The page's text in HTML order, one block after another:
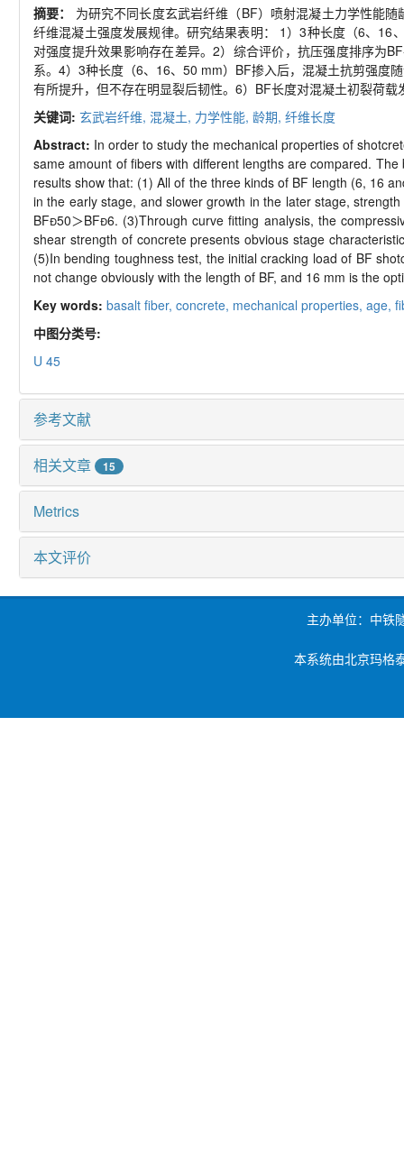
摘要： 为研究不同长度玄武岩纤维（BF）喷射混凝土力学性能
纤维混凝土强度发展规律。研究结果表明：
1）3种长度（6、 16
对强度提升效果影响存在差异。2）综合评价，抗压强度排序为
系。 4） 3种长度（6、 16、 50 mm） BF掺入后，混凝土抗剪强度
有所提升，但不存在明显裂后韧性。 6） BF长度对混凝土初裂荷载
关键词: 玄武岩纤维, 混凝土, 力学性能, 龄期, 纤维长度
Abstract: In order to study the mechanical properties of
same amount of fibers with different lengths are compared.
results show that: (1) All of the three kinds of BF length (6, 16
in the early stage, and slower growth in the later stage,
BF50＞BF6. (3)Through curve fitting analysis, the
shear strength of concrete presents obvious stage
(5)In bending toughness test, the initial cracking load of BF
not change obviously with the length of BF, and 16 mm is the
Key words: basalt fiber, concrete, mechanical properties, age,
中图分类号:
U 45
参考文献
相关文章 15
Metrics
本文评价
主办单位：中铁
本系统由北京玛格